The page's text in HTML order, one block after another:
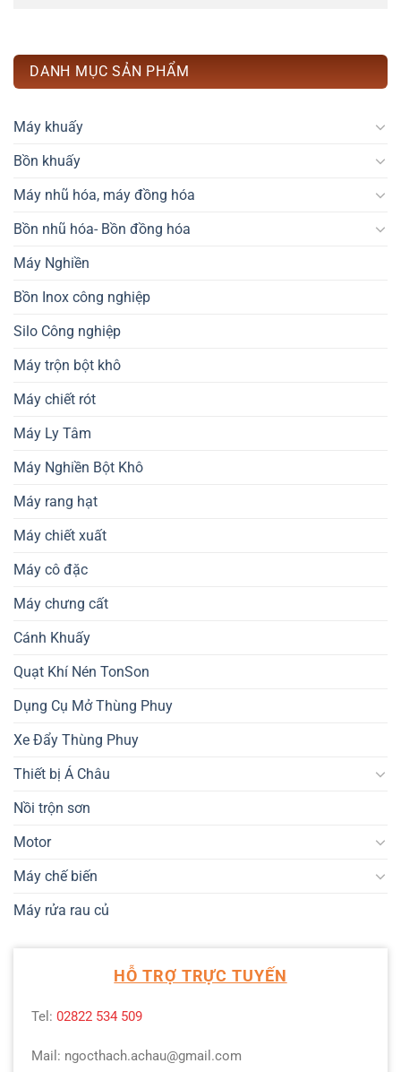
DANH MỤC SẢN PHẨM
Máy khuấy
Bồn khuấy
Máy nhũ hóa, máy đồng hóa
Bồn nhũ hóa- Bồn đồng hóa
Máy Nghiền
Bồn Inox công nghiệp
Silo Công nghiệp
Máy trộn bột khô
Máy chiết rót
Máy Ly Tâm
Máy Nghiền Bột Khô
Máy rang hạt
Máy chiết xuất
Máy cô đặc
Máy chưng cất
Cánh Khuấy
Quạt Khí Nén TonSon
Dụng Cụ Mở Thùng Phuy
Xe Đẩy Thùng Phuy
Thiết bị Á Châu
Nồi trộn sơn
Motor
Máy chế biến
Máy rửa rau củ
HỖ TRỢ TRỰC TUYẾN
Tel: 02822 534 509
Mail: ngocthach.achau@gmail.com